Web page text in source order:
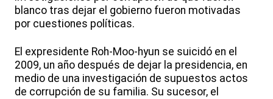
blanco tras dejar el gobierno fueron motivadas
por cuestiones políticas.
El expresidente Roh-Moo-hyun se suicidó en el
2009, un año después de dejar la presidencia, en
medio de una investigación de supuestos actos
de corrupción de su familia. Su sucesor, el